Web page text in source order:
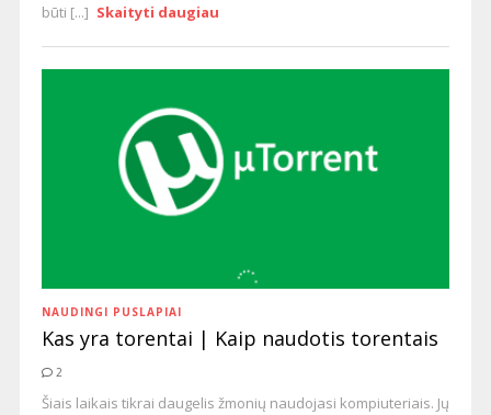
būti [...] Skaityti daugiau
NAUDINGI PUSLAPIAI
Kas yra torentai | Kaip naudotis torentais
2
Šiais laikais tikrai daugelis žmonių naudojasi kompiuteriais. Jų